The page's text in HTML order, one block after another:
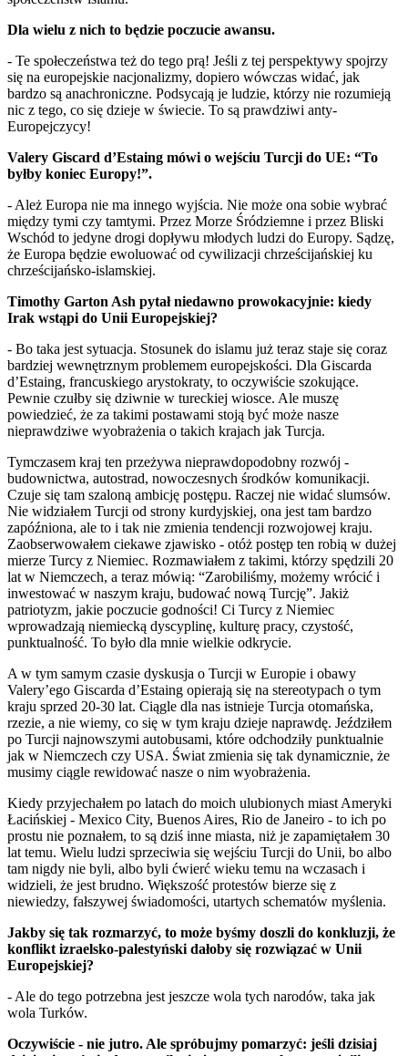
Dla wielu z nich to będzie poczucie awansu.
- Te społeczeństwa też do tego prą! Jeśli z tej perspektywy spojrzy
się na europejskie nacjonalizmy, dopiero wówczas widać, jak
bardzo są anachroniczne. Podsycają je ludzie, którzy nie rozumieją
nic z tego, co się dzieje w świecie. To są prawdziwi anty-
Europejczycy!
Valery Giscard d’Estaing mówi o wejściu Turcji do UE: “To
byłby koniec Europy!”.
- Ależ Europa nie ma innego wyjścia. Nie może ona sobie wybrać
między tymi czy tamtymi. Przez Morze Śródziemne i przez Bliski
Wschód to jedyne drogi dopływu młodych ludzi do Europy. Sądzę,
że Europa będzie ewoluować od cywilizacji chrześcijańskiej ku
chrześcijańsko-islamskiej.
Timothy Garton Ash pytał niedawno prowokacyjnie: kiedy
Irak wstąpi do Unii Europejskiej?
- Bo taka jest sytuacja. Stosunek do islamu już teraz staje się coraz
bardziej wewnętrznym problemem europejskości. Dla Giscarda
d’Estaing, francuskiego arystokraty, to oczywiście szokujące.
Pewnie czułby się dziwnie w tureckiej wiosce. Ale muszę
powiedzieć, że za takimi postawami stoją być może nasze
nieprawdziwe wyobrażenia o takich krajach jak Turcja.
Tymczasem kraj ten przeżywa nieprawdopodobny rozwój -
budownictwa, autostrad, nowoczesnych środków komunikacji.
Czuje się tam szaloną ambicję postępu. Raczej nie widać slumsów.
Nie widziałem Turcji od strony kurdyjskiej, ona jest tam bardzo
zapóźniona, ale to i tak nie zmienia tendencji rozwojowej kraju.
Zaobserwowałem ciekawe zjawisko - otóż postęp ten robią w dużej
mierze Turcy z Niemiec. Rozmawiałem z takimi, którzy spędzili 20
lat w Niemczech, a teraz mówią: “Zarobiliśmy, możemy wrócić i
inwestować w naszym kraju, budować nową Turcję”. Jakiż
patriotyzm, jakie poczucie godności! Ci Turcy z Niemiec
wprowadzają niemiecką dyscyplinę, kulturę pracy, czystość,
punktualność. To było dla mnie wielkie odkrycie.
A w tym samym czasie dyskusja o Turcji w Europie i obawy
Valery’ego Giscarda d’Estaing opierają się na stereotypach o tym
kraju sprzed 20-30 lat. Ciągle dla nas istnieje Turcja otomańska,
rzezie, a nie wiemy, co się w tym kraju dzieje naprawdę. Jeździłem
po Turcji najnowszymi autobusami, które odchodziły punktualnie
jak w Niemczech czy USA. Świat zmienia się tak dynamicznie, że
musimy ciągle rewidować nasze o nim wyobrażenia.
Kiedy przyjechałem po latach do moich ulubionych miast Ameryki
Łacińskiej - Mexico City, Buenos Aires, Rio de Janeiro - to ich po
prostu nie poznałem, to są dziś inne miasta, niż je zapamiętałem 30
lat temu. Wielu ludzi sprzeciwia się wejściu Turcji do Unii, bo albo
tam nigdy nie byli, albo byli ćwierć wieku temu na wczasach i
widzieli, że jest brudno. Większość protestów bierze się z
niewiedzy, fałszywej świadomości, utartych schematów myślenia.
Jakby się tak rozmarzyć, to może byśmy doszli do konkluzji, że
konflikt izraelsko-palestyński dałoby się rozwiązać w Unii
Europejskiej?
- Ale do tego potrzebna jest jeszcze wola tych narodów, taka jak
wola Turków.
Oczywiście - nie jutro. Ale spróbujmy pomarzyć: jeśli dzisiaj